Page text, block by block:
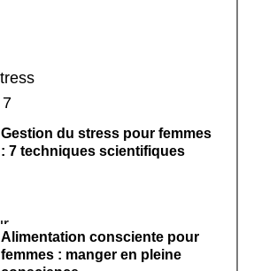
Gestion du stress pour femmes
: 7 techniques scientifiques
Alimentation consciente pour
femmes : manger en pleine